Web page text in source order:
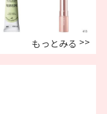
もっとみる